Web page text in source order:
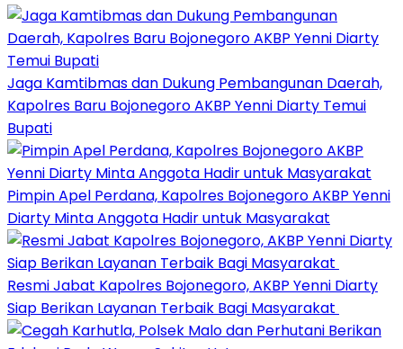
Jaga Kamtibmas dan Dukung Pembangunan Daerah,
Kapolres Baru Bojonegoro AKBP Yenni Diarty Temui
Bupati
Pimpin Apel Perdana, Kapolres Bojonegoro AKBP Yenni
Diarty Minta Anggota Hadir untuk Masyarakat
Resmi Jabat Kapolres Bojonegoro, AKBP Yenni Diarty
Siap Berikan Layanan Terbaik Bagi Masyarakat